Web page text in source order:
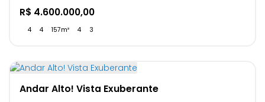
R$ 4.600.000,00
4 4 157m² 4 3
Andar Alto! Vista Exuberante